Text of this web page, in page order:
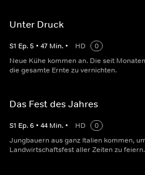
Unter Druck
S1 Ep.5 • 47 Min. • HD
0
Neue Kühe kommen an. Die seit
die gesamte Ernte zu vernichten.
Das Fest des Jahres
S1 Ep.6 • 44 Min. • HD
0
Jungbauern aus ganz Italien kommen,
Landwirtschaftsfest aller Zeiten zu feiern.